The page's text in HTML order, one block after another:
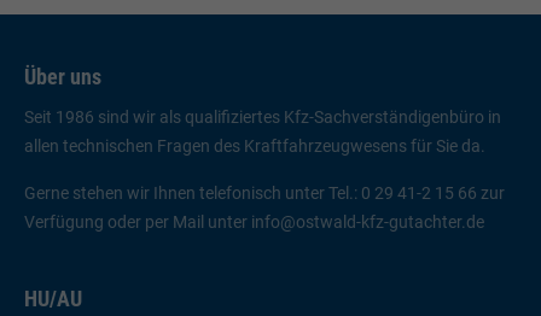
Über uns
Seit 1986 sind wir als qualifiziertes Kfz-Sachverständigenbüro in
allen technischen Fragen des Kraftfahrzeugwesens für Sie da.
Gerne stehen wir Ihnen telefonisch unter Tel.: 0 29 41-2 15 66 zur
Verfügung oder per Mail unter info@ostwald-kfz-gutachter.de
HU/AU